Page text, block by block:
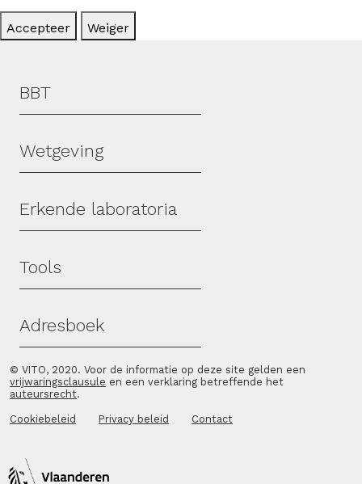
Accepteer Weiger
Hoofdmenu
BBT
Wetgeving
Erkende laboratoria
Tools
Adresboek
© VITO, 2020. Voor de informatie op deze site gelden een
vrijwaringsclausule en een verklaring betreffende het
auteursrecht.
Cookiebeleid Privacy beleid Contact